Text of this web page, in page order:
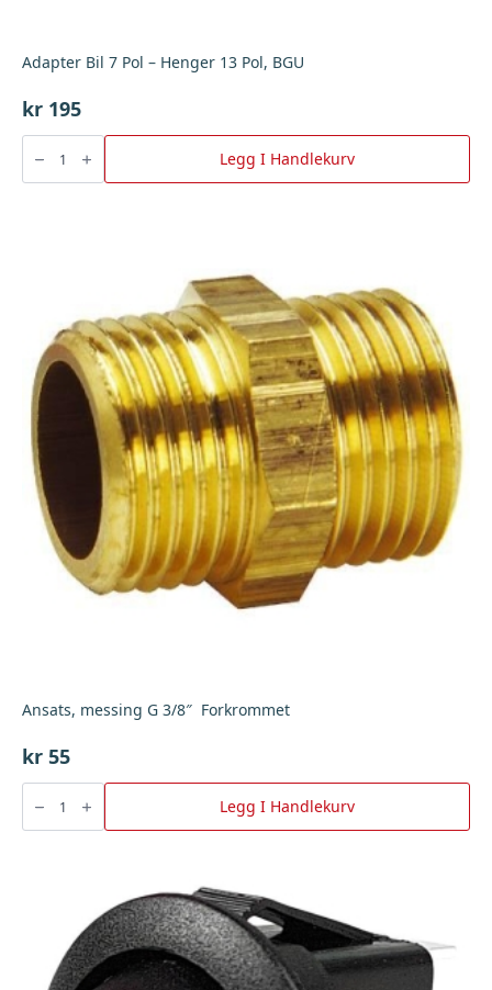
Adapter Bil 7 Pol – Henger 13 Pol, BGU
kr 195
Adapter
Pol
Legg I Handlekurv
Ansats, messing G 3/8″ Forkrommet
kr 55
Ansats,
messing
3/8"
Legg I Handlekurv